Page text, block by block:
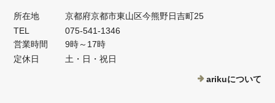
所在地
京都府京都市東山区今熊野日吉町25
TEL
075-541-1346
営業時間
9時～17時
定休日
土・日・祝日
arikuについて